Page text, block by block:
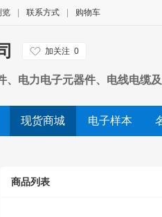
览 联系方式 购物车
加关注 0
、电力电子元器件、电线电缆
现货商城 电子样本
商品列表